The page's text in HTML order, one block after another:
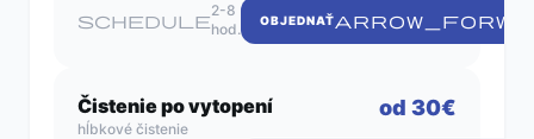
schedule
2-8
hod.
OBJEDNAŤ
Čistenie po vytopení
hĺbkové čistenie
od 30€